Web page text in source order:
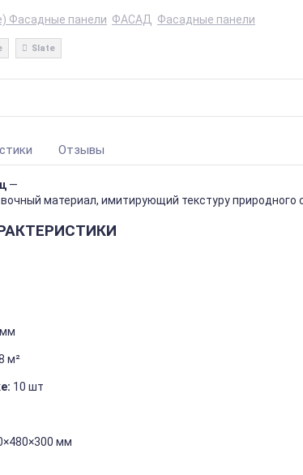
Фасадные панели ФАСАД Фасадные панели
Slate
Отзывы
—
материал, имитирующий текстуруприродного
мм
м²
10 шт
мм